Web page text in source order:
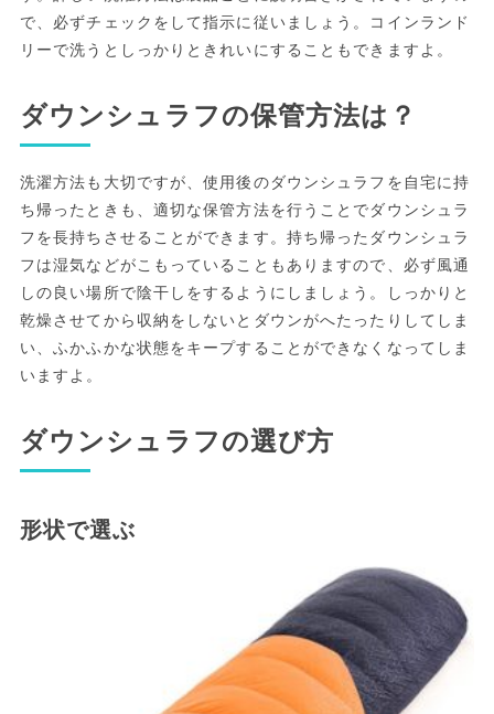
で、必ずチェックをして指示に従いましょう。コインランド
リーで洗うとしっかりときれいにすることもできますよ。
ダウンシュラフの保管方法は？
洗濯方法も大切ですが、使用後のダウンシュラフを自宅に持
ち帰ったときも、適切な保管方法を行うことでダウンシュラ
フを長持ちさせることができます。持ち帰ったダウンシュラ
フは湿気などがこもっていることもありますので、必ず風通
しの良い場所で陰干しをするようにしましょう。しっかりと
乾燥させてから収納をしないとダウンがへたったりしてしま
い、ふかふかな状態をキープすることができなくなってしま
いますよ。
ダウンシュラフの選び方
形状で選ぶ